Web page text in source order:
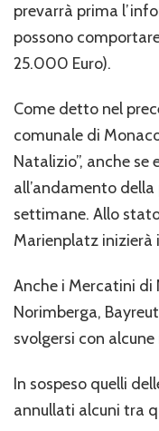
prevarrà prima
possono
25.000 Euro).
Come detto nel
comunale di
Natalizio”, anche
all’andamento
settimane. Allo
Marienplatz inizierà
Anche i Mercatini
Norimberga,
svolgersi con
In sospeso quelli
annullati alcuni tra